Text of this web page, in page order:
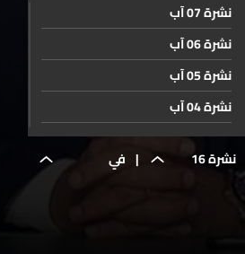
حال الطقس
نشرة 16 | في
نشرة 07 آب
نشرة 06 آب
نشرة 05 آب
نشرة 04 آب
نشرة 03 آب
نشرة 02 آب